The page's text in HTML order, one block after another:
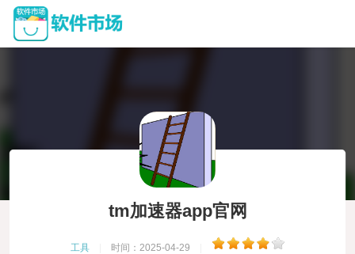
tm加速器app官网
工具 时间：2025-04-29